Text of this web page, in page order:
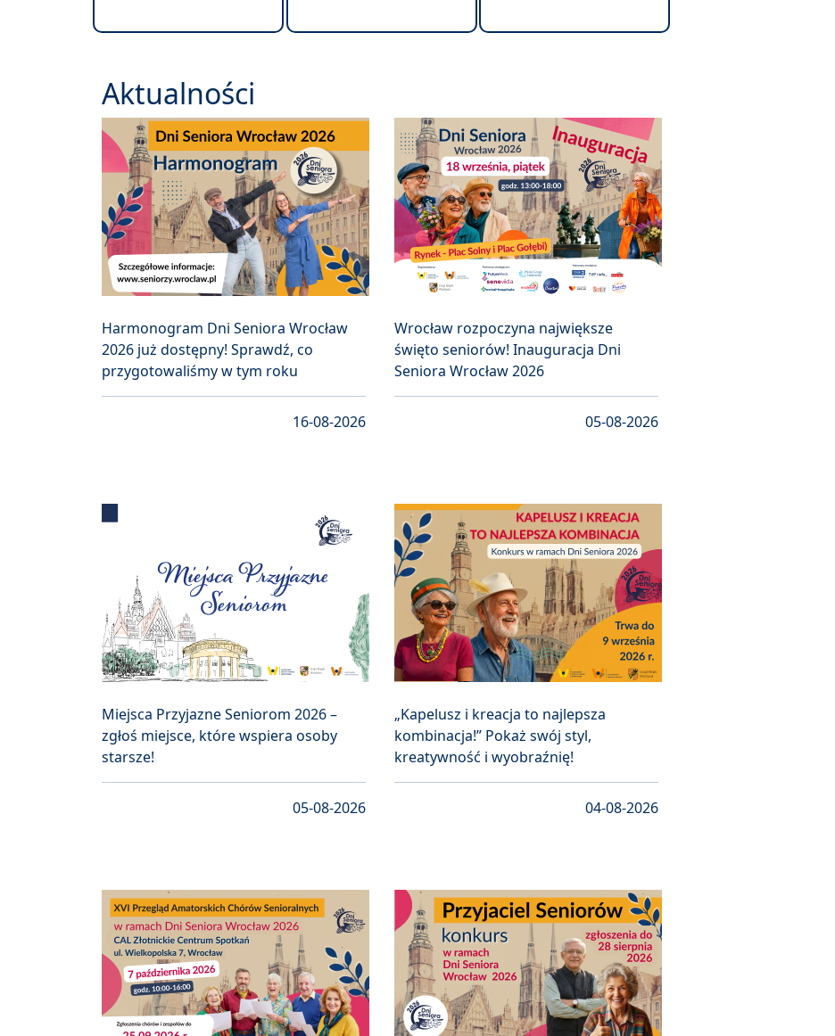
Aktualności
Harmonogram Dni Seniora Wrocław
2026 już dostępny! Sprawdź, co
przygotowaliśmy w tym roku
16-08-2026
Wrocław rozpoczyna największe
święto seniorów! Inauguracja Dni
Seniora Wrocław 2026
05-08-2026
Miejsca Przyjazne Seniorom 2026 –
zgłoś miejsce, które wspiera osoby
starsze!
05-08-2026
„Kapelusz i kreacja to najlepsza
kombinacja!” Pokaż swój styl,
kreatywność i wyobraźnię!
04-08-2026